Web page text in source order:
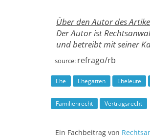
Über den Autor des
Der Autor ist
und betreibt mit seiner
source: refrago/rb
Ehe Ehegatten Eheleute
Familienrecht Vertragsrecht
Ein Fachbeitrag von